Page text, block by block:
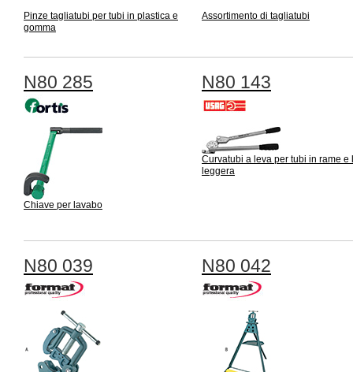
Pinze tagliatubi per tubi in plastica e
gomma
Assortimento di tagliatubi
N80 285
Chiave per lavabo
N80 143
Curvatubi a leva per tubi in rame e
leggera
N80 039 N80 042